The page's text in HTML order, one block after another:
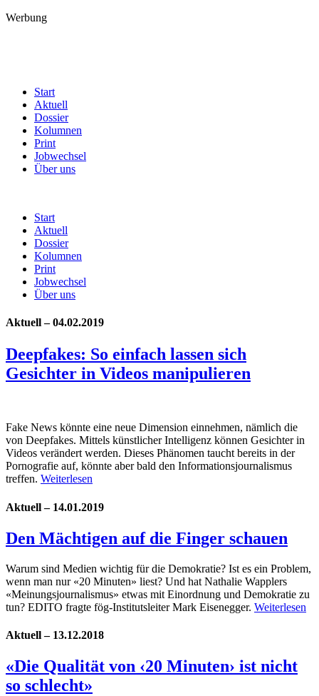
Werbung
Start
Aktuell
Dossier
Kolumnen
Print
Jobwechsel
Über uns
Start
Aktuell
Dossier
Kolumnen
Print
Jobwechsel
Über uns
Aktuell – 04.02.2019
Deepfakes: So einfach lassen sich
Gesichter in Videos manipulieren
Fake News könnte eine neue Dimension einnehmen, nämlich die
von Deepfakes. Mittels künstlicher Intelligenz können Gesichter in
Videos verändert werden. Dieses Phänomen taucht bereits in der
Pornografie auf, könnte aber bald den Informationsjournalismus
treffen. Weiterlesen
Aktuell – 14.01.2019
Den Mächtigen auf die Finger schauen
Warum sind Medien wichtig für die Demokratie? Ist es ein Problem,
wenn man nur «20 Minuten» liest? Und hat Nathalie Wapplers
«Meinungsjournalismus» etwas mit Einordnung und Demokratie zu
tun? EDITO fragte fög-Institutsleiter Mark Eisenegger. Weiterlesen
Aktuell – 13.12.2018
«Die Qualität von ‹20 Minuten› ist nicht
so schlecht»